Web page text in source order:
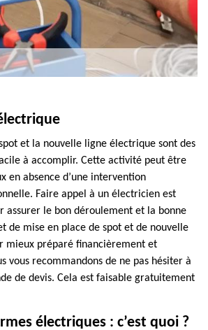
et la nouvelle ligne électrique sont des
à accomplir. Cette activité peut être
en absence d’une intervention
Faire appel à un électricien est
assurer le bon déroulement et la bonne
de mise en place de spot et de nouvelle
mieux préparé financièrement et
vous recommandons de ne pas hésiter à
de devis. Cela est faisable gratuitement
électriques : c’est quoi ?